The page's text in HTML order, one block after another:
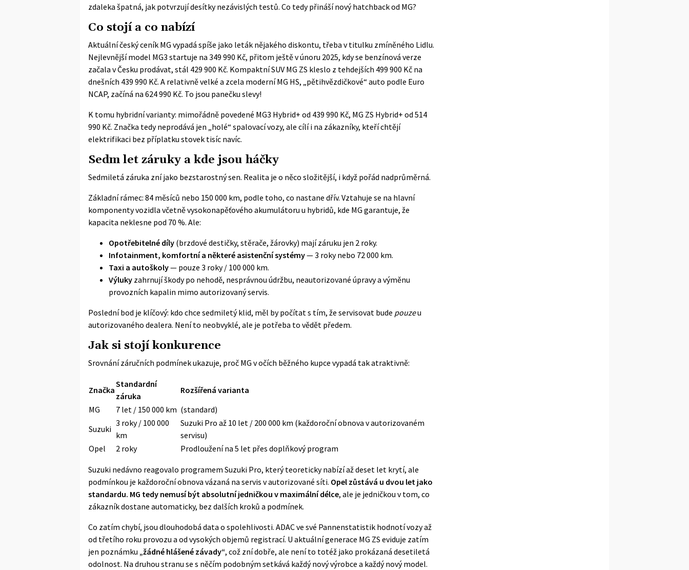
zdaleka špatná, jak potvrzují desítky nezávislých testů. Co tedy přináší nový hatchback od MG?
Co stojí a co nabízí
Aktuální český ceník MG vypadá spíše jako leták nějakého diskontu, třeba v titulku zmíněného Lidlu.
Nejlevnější model MG3 startuje na 349 990 Kč, přitom ještě v únoru 2025, kdy se benzínová verze
začala v Česku prodávat, stál 429 900 Kč. Kompaktní SUV MG ZS kleslo z tehdejších 499 900 Kč na
dnešních 439 990 Kč. A relativně velké a zcela moderní MG HS, „pětihvězdičkové“ auto podle Euro
NCAP, začíná na 624 990 Kč. To jsou panečku slevy!
K tomu hybridní varianty: mimořádně povedené MG3 Hybrid+ od 439 990 Kč, MG ZS Hybrid+ od 514
990 Kč. Značka tedy neprodává jen „holé“ spalovací vozy, ale cílí i na zákazníky, kteří chtějí
elektrifikaci bez příplatku stovek tisíc navíc.
Sedm let záruky a kde jsou háčky
Sedmiletá záruka zní jako bezstarostný sen. Realita je o něco složitější, i když pořád nadprůměrná.
Základní rámec: 84 měsíců nebo 150 000 km, podle toho, co nastane dřív. Vztahuje se na hlavní
komponenty vozidla včetně vysokonapěťového akumulátoru u hybridů, kde MG garantuje, že
kapacita neklesne pod 70 %. Ale:
Opotřebitelné díly (brzdové destičky, stěrače, žárovky) mají záruku jen 2 roky.
Infotainment, komfortní a některé asistenční systémy— 3 roky nebo 72 000 km.
Taxi a autoškoly— pouze 3 roky / 100 000 km.
Výluky zahrnují škody po nehodě, nesprávnou údržbu, neautorizované úpravy a výměnu
provozních kapalin mimo autorizovaný servis.
Poslední bod je klíčový: kdo chce sedmiletý klid, měl by počítat s tím, že servisovat bude pouzeu
autorizovaného dealera. Není to neobvyklé, ale je potřeba to vědět předem.
Jak si stojí konkurence
Srovnání záručních podmínek ukazuje, proč MG v očích běžného kupce vypadá tak atraktivně:
Značka
Standardní
záruka
Rozšířená varianta
MG
7 let / 150 000 km (standard)
Suzuki
3 roky / 100 000
km
Suzuki Pro až 10 let / 200 000 km (každoroční obnova v autorizovaném
servisu)
Opel
2 roky Prodloužení na 5 let přes doplňkový program
Suzuki nedávno reagovalo programem Suzuki Pro, který teoreticky nabízí až deset let krytí, ale
podmínkou je každoroční obnova vázaná na servis v autorizované síti. Opel zůstává u dvou let jako
standardu. MG tedy nemusí být absolutní jedničkou v maximální délce, ale je jedničkou v tom, co
zákazník dostane automaticky, bez dalších kroků a podmínek.
Co zatím chybí, jsou dlouhodobá data o spolehlivosti. ADAC ve své Pannenstatistik hodnotí vozy až
od třetího roku provozu a od vysokých objemů registrací. U aktuální generace MG ZS eviduje zatím
jen poznámku „žádné hlášené závady“, což zní dobře, ale není to totéž jako prokázaná desetiletá
odolnost. Na druhou stranu se s něčím podobným setkává každý nový výrobce a každý nový model.